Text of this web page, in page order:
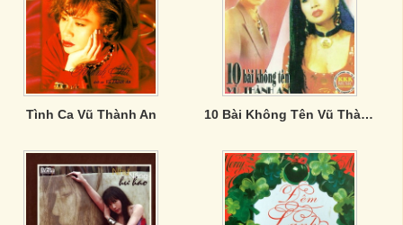
Tình Ca Vũ Thành An 10 Bài Không Tên Vũ Thành An